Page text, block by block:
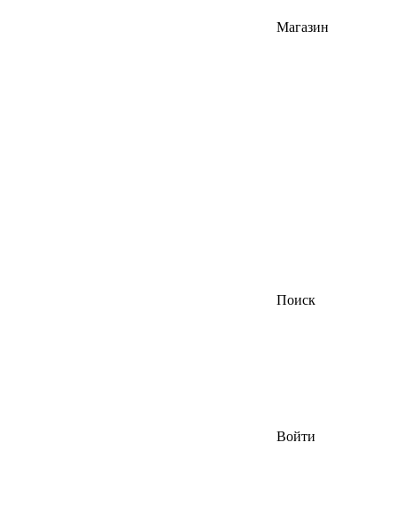
Магазин
Поиск
Войти